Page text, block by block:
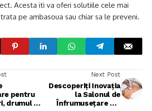
Acesta iti va oferi solutiile cele mai
pe ambasoua sau chiar sa le preveni.
pentru
drumul de
Next Post
Descoperiți Inovația
la Salonul de
Înfrumusețare din